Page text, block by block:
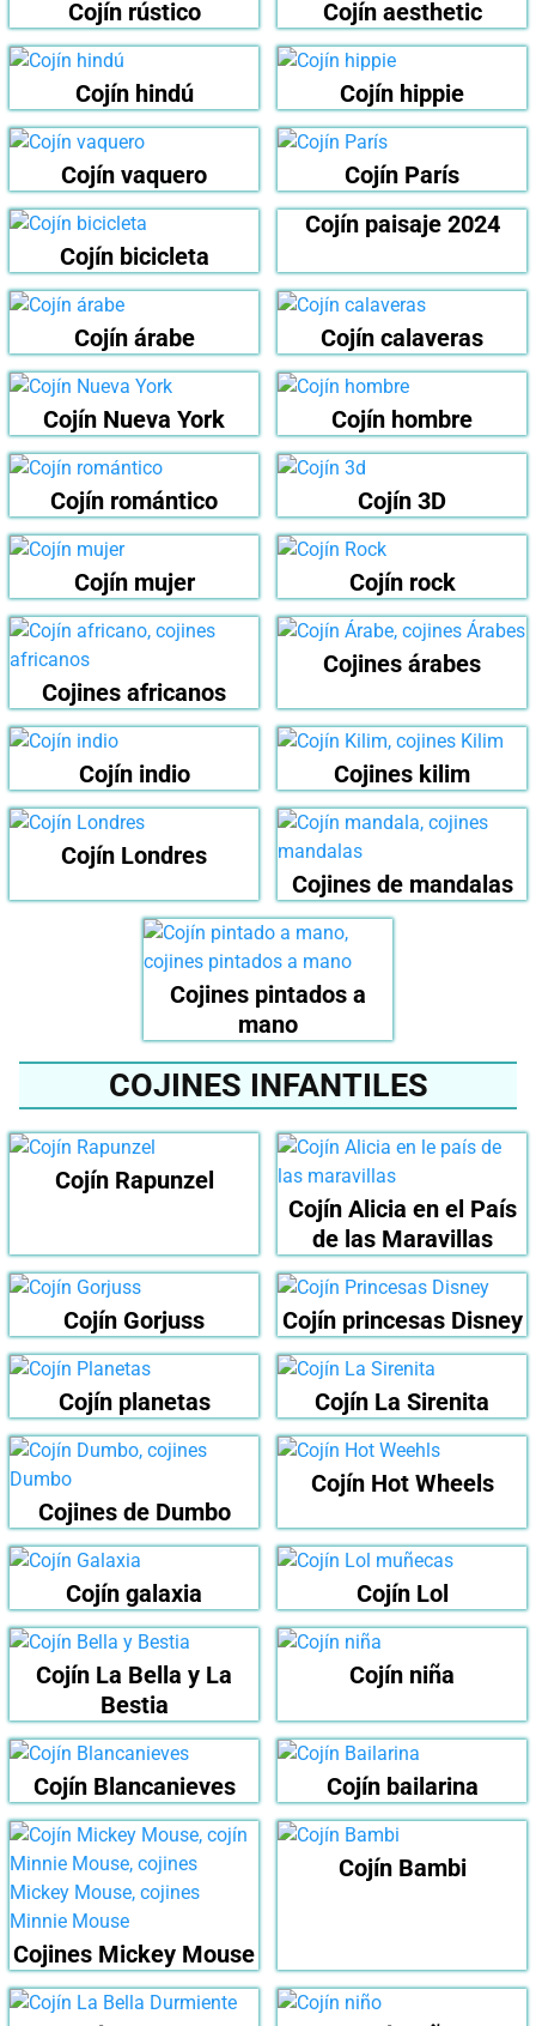
Cojín rústico Cojín aesthetic
Cojín hindú Cojín hippie
Cojín vaquero Cojín París
Cojín bicicleta
Cojín paisaje 2024
Cojín árabe Cojín calaveras
Cojín Nueva York Cojín hombre
Cojín romántico Cojín 3D
Cojín mujer Cojín rock
Cojines africanos
Cojines árabes
Cojín indio Cojines kilim
Cojín Londres
Cojines de mandalas
Cojines pintados a
mano
COJINES INFANTILES
Cojín Rapunzel
Cojín Alicia en el País
de las Maravillas
Cojín Gorjuss Cojín princesas Disney
Cojín planetas Cojín La Sirenita
Cojines de Dumbo
Cojín Hot Wheels
Cojín galaxia Cojín Lol
Cojín La Bella y La
Bestia
Cojín niña
Cojín Blancanieves Cojín bailarina
Cojines Mickey Mouse
Cojín Bambi